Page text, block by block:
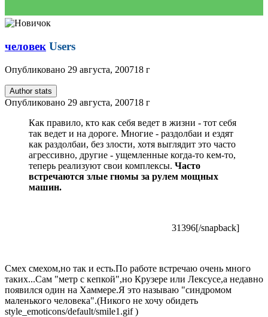
человек Users
Опубликовано 29 августа, 200718 г
Author stats
Опубликовано 29 августа, 200718 г
Как правило, кто как себя ведет в жизни - тот себя
так ведет и на дороге. Многие - раздолбаи и ездят
как раздолбаи, без злости, хотя выглядит это часто
агрессивно, другие - ущемленные когда-то кем-то,
теперь реализуют свои комплексы. Часто
встречаются злые гномы за рулем мощных
машин.
31396[/snapback]
Смех смехом,но так и есть.По работе встречаю очень много
таких...Сам "метр с кепкой",но Крузере или Лексусе,а недавно
появился один на Хаммере.Я это называю "синдромом
маленького человека".(Никого не хочу обидеть
style_emoticons/default/smile1.gif)